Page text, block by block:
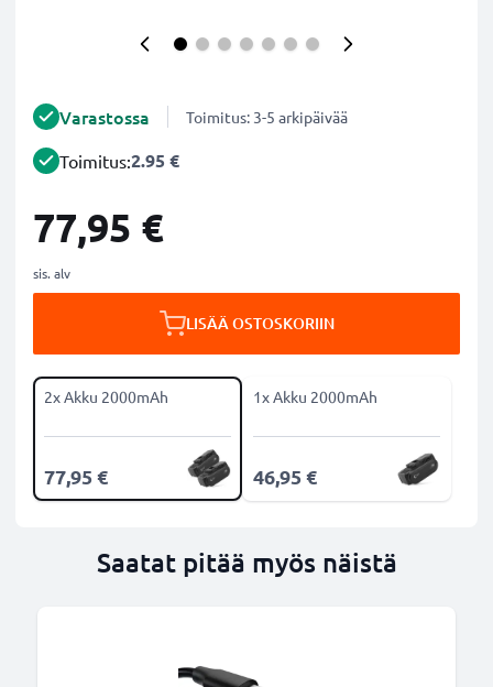
Varastossa Toimitus: 3-5 arkipäivää
Toimitus:2.95 €
77,95 €
sis. alv
LISÄÄ OSTOSKORIIN
2x Akku 2000mAh
77,95 €
1x Akku 2000mAh
46,95 €
Saatat pitää myös näistä